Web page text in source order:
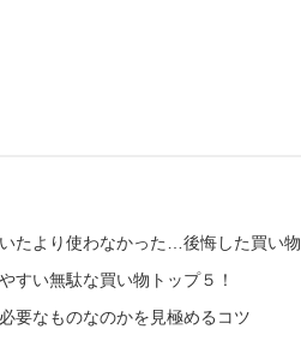
たより使わなかった…後悔した買い物
すい無駄な買い物トップ５！
要なものなのかを見極めるコツ